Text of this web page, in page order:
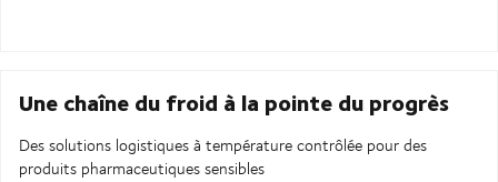
Une chaîne du froid à la pointe du progrès
Des solutions logistiques à température contrôlée pour des
produits pharmaceutiques sensibles